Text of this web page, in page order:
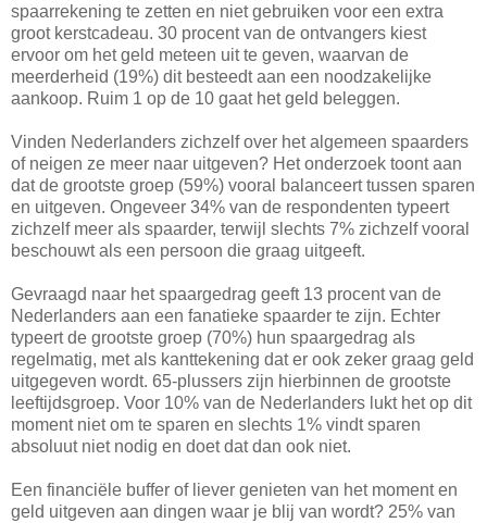
spaarrekening te zetten en niet gebruiken voor een extra
groot kerstcadeau. 30 procent van de ontvangers kiest
ervoor om het geld meteen uit te geven, waarvan de
meerderheid (19%) dit besteedt aan een noodzakelijke
aankoop. Ruim 1 op de 10 gaat het geld beleggen.
Vinden Nederlanders zichzelf over het algemeen spaarders
of neigen ze meer naar uitgeven? Het onderzoek toont aan
dat de grootste groep (59%) vooral balanceert tussen sparen
en uitgeven. Ongeveer 34% van de respondenten typeert
zichzelf meer als spaarder, terwijl slechts 7% zichzelf vooral
beschouwt als een persoon die graag uitgeeft.
Gevraagd naar het spaargedrag geeft 13 procent van de
Nederlanders aan een fanatieke spaarder te zijn. Echter
typeert de grootste groep (70%) hun spaargedrag als
regelmatig, met als kanttekening dat er ook zeker graag geld
uitgegeven wordt. 65-plussers zijn hierbinnen de grootste
leeftijdsgroep. Voor 10% van de Nederlanders lukt het op dit
moment niet om te sparen en slechts 1% vindt sparen
absoluut niet nodig en doet dat dan ook niet.
Een financiële buffer of liever genieten van het moment en
geld uitgeven aan dingen waar je blij van wordt? 25% van